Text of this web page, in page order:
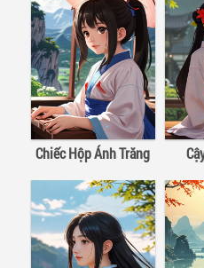
Chiếc Hộp Ánh Trăng